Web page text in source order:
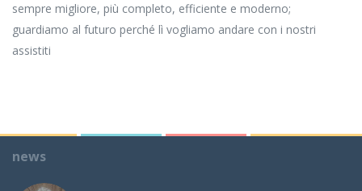
sempre migliore, più completo, efficiente e moderno;
guardiamo al futuro perché lì vogliamo andare con i nostri
assistiti
news